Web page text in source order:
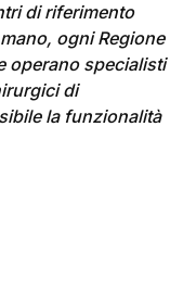
di riferimento
ogni Regione
operano specialisti
di
la funzionalità